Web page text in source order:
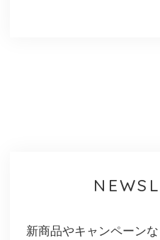
新商品やキャンペーン